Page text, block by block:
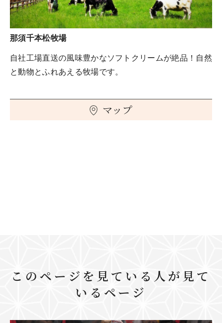
那須千本松牧場
自社工場直送の風味豊かなソフトクリームが絶品！自然
と動物とふれあえる牧場です。
マップ
このページを見ている人が見て
いるページ